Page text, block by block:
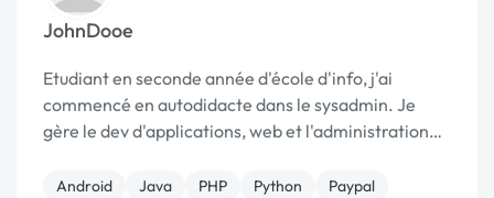
JohnDooe
Etudiant en seconde année d'école d'info, j'ai
commencé en autodidacte dans le sysadmin. Je
gère le dev d'applications, web et l'administration
Android Java PHP Python
Paypal